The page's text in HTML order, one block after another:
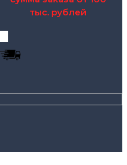
тыс. рублей